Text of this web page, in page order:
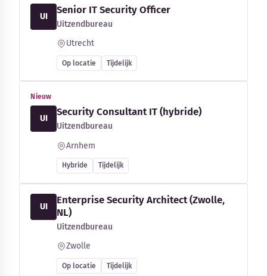
UI
Senior IT Security Officer
Uitzendbureau
Utrecht
Op locatie Tijdelijk
Nieuw
UI
Security Consultant IT (hybride)
Uitzendbureau
Arnhem
Hybride Tijdelijk
UI
Enterprise Security Architect (Zwolle,
NL)
Uitzendbureau
Zwolle
Op locatie Tijdelijk